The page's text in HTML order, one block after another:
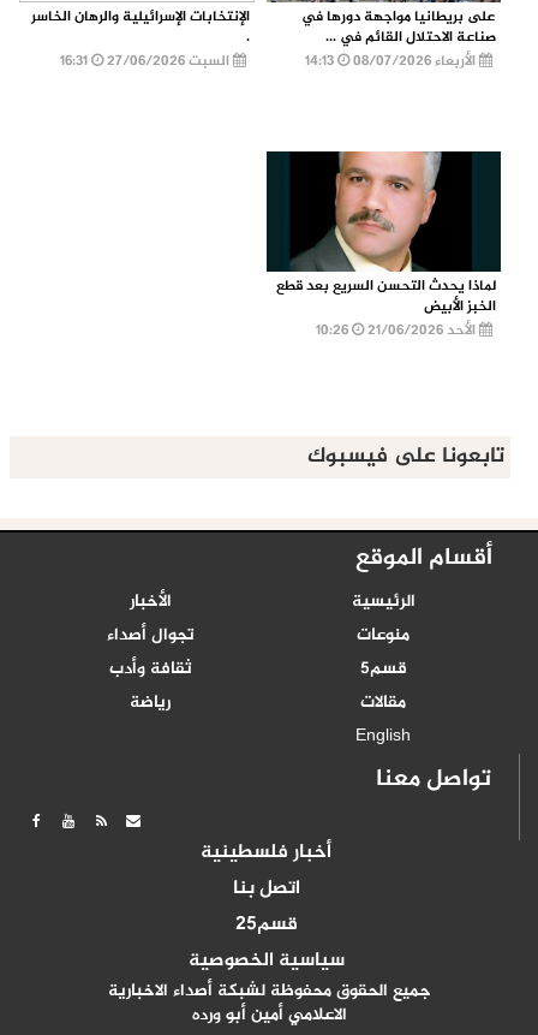
على بريطانيا مواجهة دورها في
صناعة الاحتلال القائم في ...
الأربعاء 08/07/2026
الإنتخابات الإسرائيلية والرهان الخاسر
.
السبت 27/06/2026
16:31
لماذا يحدث التحسن السريع بعد قطع
الخبز الأبيض
الأحد 21/06/2026
تابعونا على فيسبوك
أقسام الموقع
الرئيسية
الأخبار
منوعات
تجوال أصداء
قسم5
ثقافة وأدب
مقالات
رياضة
English
تواصل معنا
أخبار فلسطينية
اتصل بنا
قسم25
سياسية الخصوصية
جميع الحقوق محفوظة لشبكة أصداء الاخبارية
الاعلامي أمين أبو ورده